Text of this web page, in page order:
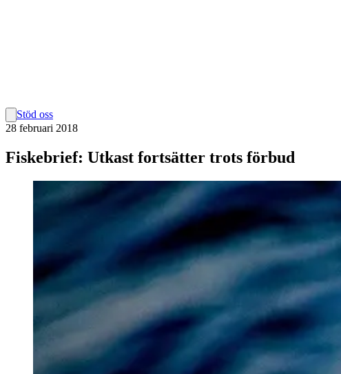
Stöd oss
28 februari 2018
Fiskebrief: Utkast fortsätter trots förbud